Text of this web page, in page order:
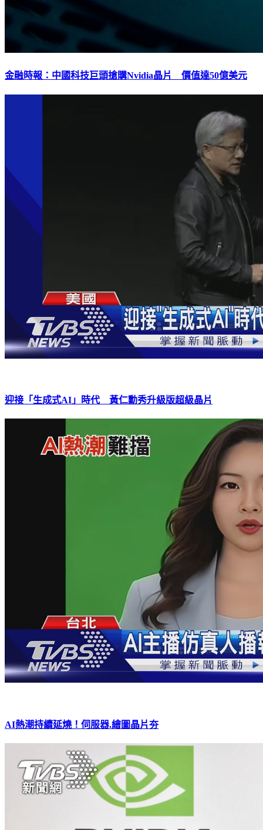
金融時報：中國科技巨頭搶購Nvidia晶片 價值達50億美元
迎接「生成式AI」時代 黃仁勳秀升級版超級晶片
AI熱潮持續延燒！伺服器.繪圖晶片夯